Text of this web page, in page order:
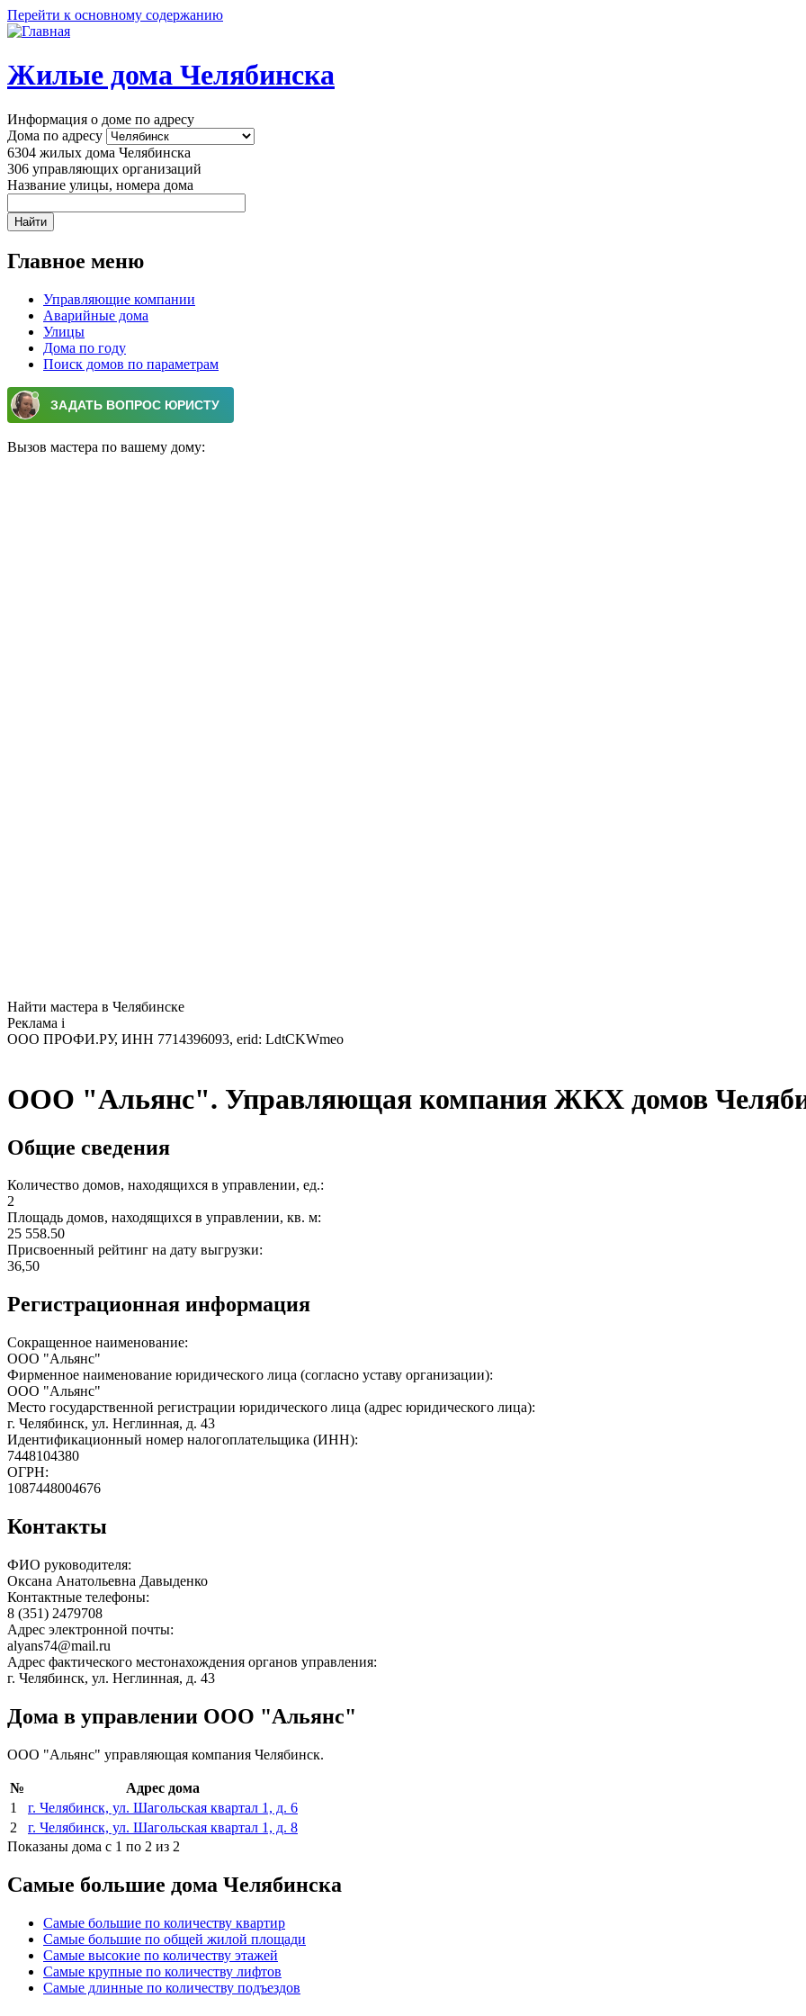
Перейти к основному содержанию
Жилые дома Челябинска
Информация о доме по адресу
Дома по адресу
6304 жилых дома Челябинска
306 управляющих организаций
Название улицы, номера дома
Главное меню
Управляющие компании
Аварийные дома
Улицы
Дома по году
Поиск домов по параметрам
Вызов мастера по вашему дому:
Найти мастера в Челябинске
Реклама i
ООО ПРОФИ.РУ, ИНН 7714396093, erid: LdtCKWmeo
ООО "Альянс". Управляющая компания ЖКХ домов
Общие сведения
Количество домов, находящихся в управлении, ед.:
2
Площадь домов, находящихся в управлении, кв. м:
25 558.50
Присвоенный рейтинг на дату выгрузки:
36,50
Регистрационная информация
Сокращенное наименование:
ООО "Альянс"
Фирменное наименование юридического лица (согласно уставу организации):
ООО "Альянс"
Место государственной регистрации юридического лица (адрес юридического лица):
г. Челябинск, ул. Неглинная, д. 43
Идентификационный номер налогоплательщика (ИНН):
7448104380
ОГРН:
1087448004676
Контакты
ФИО руководителя:
Оксана Анатольевна Давыденко
Контактные телефоны:
8 (351) 2479708
Адрес электронной почты:
alyans74@mail.ru
Адрес фактического местонахождения органов управления:
г. Челябинск, ул. Неглинная, д. 43
Дома в управлении ООО "Альянс"
ООО "Альянс" управляющая компания Челябинск.
№
Адрес дома
1
г. Челябинск, ул. Шагольская квартал 1, д. 6
2
г. Челябинск, ул. Шагольская квартал 1, д. 8
Показаны дома с 1 по 2 из 2
Самые большие дома Челябинска
Самые большие по количеству квартир
Самые большие по общей жилой площади
Самые высокие по количеству этажей
Самые крупные по количеству лифтов
Самые длинные по количеству подъездов